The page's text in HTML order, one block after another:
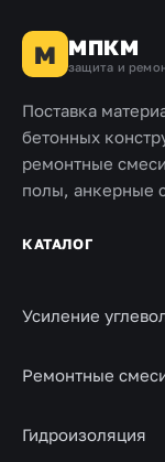
М МПКМ
защита и
Поставка
бетонных
ремонтные
полы, анкерные
КАТАЛОГ
Усиление
Ремонтные
Гидроизоляция